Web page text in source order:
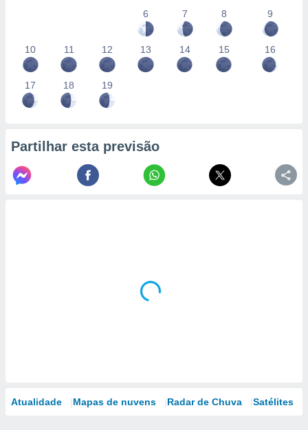
6
7 8 9
10 11 12 13 14 15 16
17 18 19
Partilhar esta previsão
Atualidade Mapas de nuvens Radar de Chuva Satélites